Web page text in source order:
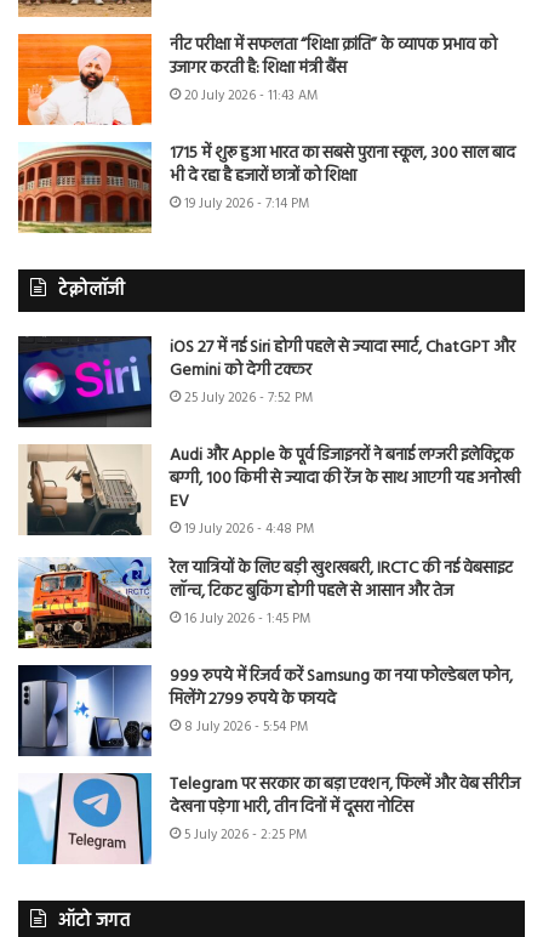
नीट परीक्षा में सफलता “शिक्षा क्रांति” के व्यापक प्रभाव को
उजागर करती है: शिक्षा मंत्री बैंस
20 July 2026 - 11:43 AM
1715 में शुरू हुआ भारत का सबसे पुराना स्कूल, 300 साल बाद
भी दे रहा है हजारों छात्रों को शिक्षा
19 July 2026 - 7:14 PM
टेक्नोलॉजी
iOS 27 में नई Siri होगी पहले से ज्यादा स्मार्ट, ChatGPT और
Gemini को देगी टक्कर
25 July 2026 - 7:52 PM
Audi और Apple के पूर्व डिजाइनरों ने बनाई लग्जरी इलेक्ट्रिक
बग्गी, 100 किमी से ज्यादा की रेंज के साथ आएगी यह अनोखी
EV
19 July 2026 - 4:48 PM
रेल यात्रियों के लिए बड़ी खुशखबरी, IRCTC की नई वेबसाइट
लॉन्च, टिकट बुकिंग होगी पहले से आसान और तेज
16 July 2026 - 1:45 PM
999 रुपये में रिजर्व करें Samsung का नया फोल्डेबल फोन,
मिलेंगे 2799 रुपये के फायदे
8 July 2026 - 5:54 PM
Telegram पर सरकार का बड़ा एक्शन, फिल्में और वेब सीरीज
देखना पड़ेगा भारी, तीन दिनों में दूसरा नोटिस
5 July 2026 - 2:25 PM
ऑटो जगत